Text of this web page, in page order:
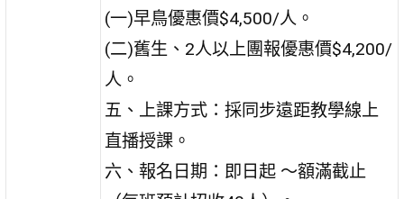
(一)早鳥優惠價$4,500/人。
(二)舊生、2人以上團報優惠價$4,200/
人。
五、上課方式：採同步遠距教學線上
直播授課。
六、報名日期：即日起 ～額滿截止